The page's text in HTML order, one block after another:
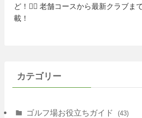
ど！🏌️‍♀️ 老舗コースから最新クラブま
載！
カテゴリー
ゴルフ場お役立ちガイド (43)